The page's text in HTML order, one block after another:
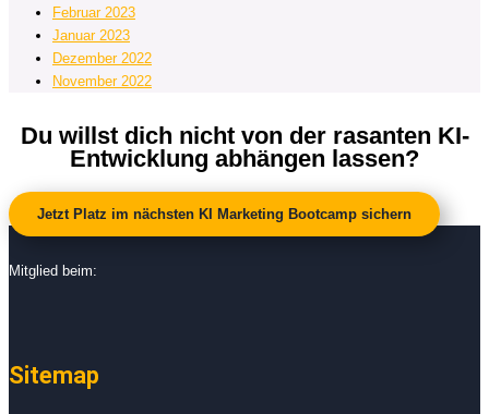
Februar 2023
Januar 2023
Dezember 2022
November 2022
Du willst dich nicht von der rasanten KI-
Entwicklung abhängen lassen?
Jetzt Platz im nächsten KI Marketing Bootcamp sichern
Mitglied beim:
Sitemap